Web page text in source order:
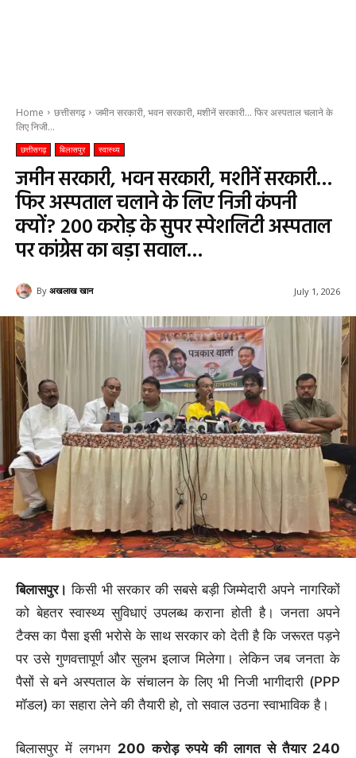
Home छत्तीसगढ़
जमीन सरकारी, भवन सरकारी, मशीनें सरकारी… फिर अस्पताल चलाने के
लिए निजी...
छत्तीसगढ़ बिलासपुर स्वास्थ्य
जमीन सरकारी, भवन सरकारी, मशीनें सरकारी…
फिर अस्पताल चलाने के लिए निजी कंपनी
क्यों? 200 करोड़ के सुपर स्पेशलिटी अस्पताल
पर कांग्रेस का बड़ा सवाल…
By अखलाख खान July 1, 2026
बिलासपुर। किसी भी सरकार की सबसे बड़ी जिम्मेदारी अपने नागरिकों
को बेहतर स्वास्थ्य सुविधाएं उपलब्ध कराना होती है। जनता अपने
टैक्स का पैसा इसी भरोसे के साथ सरकार को देती है कि जरूरत पड़ने
पर उसे गुणवत्तापूर्ण और सुलभ इलाज मिलेगा। लेकिन जब जनता के
पैसों से बने अस्पताल के संचालन के लिए भी निजी भागीदारी (PPP
मॉडल) का सहारा लेने की तैयारी हो, तो सवाल उठना स्वाभाविक है।
बिलासपुर में लगभग 200 करोड़ रुपये की लागत से तैयार 240